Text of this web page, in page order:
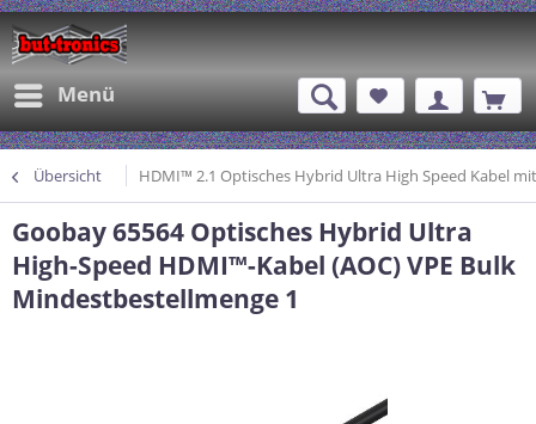
Menü
Übersicht HDMI™ 2.1 Optisches Hybrid Ultra High Speed Kabel
Goobay 65564 Optisches Hybrid Ultra
High-Speed HDMI™-Kabel (AOC) VPE Bulk
Mindestbestellmenge 1